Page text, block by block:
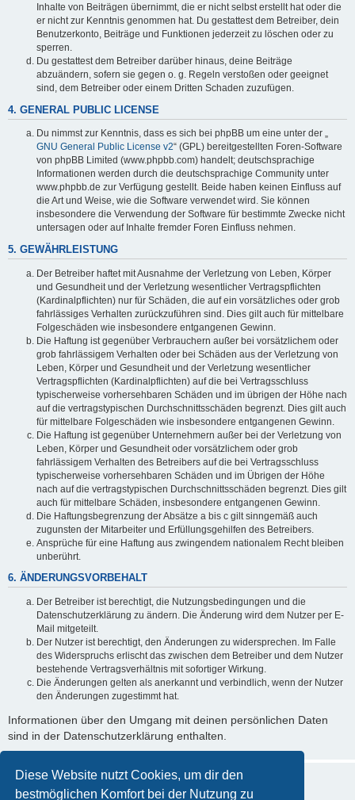
Diese Website nutzt Cookies, um dir den
bestmöglichen Komfort bei der Nutzung zu
Inhalte von Beiträgen übernimmt, die er nicht selbst erstellt hat oder die
er nicht zur Kenntnis genommen hat. Du gestattest dem Betreiber, dein
Benutzerkonto, Beiträge und Funktionen jederzeit zu löschen oder zu
sperren.
Du gestattest dem Betreiber darüber hinaus, deine Beiträge
abzuändern, sofern sie gegen o. g. Regeln verstoßen oder geeignet
sind, dem Betreiber oder einem Dritten Schaden zuzufügen.
4. GENERAL PUBLIC LICENSE
Du nimmst zur Kenntnis, dass es sich bei phpBB um eine unter der „
GNU General Public License v2“ (GPL) bereitgestellten Foren-Software
von phpBB Limited (www.phpbb.com) handelt; deutschsprachige
Informationen werden durch die deutschsprachige Community unter
www.phpbb.de zur Verfügung gestellt. Beide haben keinen Einfluss auf
die Art und Weise, wie die Software verwendet wird. Sie können
insbesondere die Verwendung der Software für bestimmte Zwecke nicht
untersagen oder auf Inhalte fremder Foren Einfluss nehmen.
5. GEWÄHRLEISTUNG
Der Betreiber haftet mit Ausnahme der Verletzung von Leben, Körper
und Gesundheit und der Verletzung wesentlicher Vertragspflichten
(Kardinalpflichten) nur für Schäden, die auf ein vorsätzliches oder grob
fahrlässiges Verhalten zurückzuführen sind. Dies gilt auch für mittelbare
Folgeschäden wie insbesondere entgangenen Gewinn.
Die Haftung ist gegenüber Verbrauchern außer bei vorsätzlichem oder
grob fahrlässigem Verhalten oder bei Schäden aus der Verletzung von
Leben, Körper und Gesundheit und der Verletzung wesentlicher
Vertragspflichten (Kardinalpflichten) auf die bei Vertragsschluss
typischerweise vorhersehbaren Schäden und im übrigen der Höhe nach
auf die vertragstypischen Durchschnittsschäden begrenzt. Dies gilt auch
für mittelbare Folgeschäden wie insbesondere entgangenen Gewinn.
Die Haftung ist gegenüber Unternehmern außer bei der Verletzung von
Leben, Körper und Gesundheit oder vorsätzlichem oder grob
fahrlässigem Verhalten des Betreibers auf die bei Vertragsschluss
typischerweise vorhersehbaren Schäden und im Übrigen der Höhe
nach auf die vertragstypischen Durchschnittsschäden begrenzt. Dies gilt
auch für mittelbare Schäden, insbesondere entgangenen Gewinn.
Die Haftungsbegrenzung der Absätze a bis c gilt sinngemäß auch
zugunsten der Mitarbeiter und Erfüllungsgehilfen des Betreibers.
Ansprüche für eine Haftung aus zwingendem nationalem Recht bleiben
unberührt.
6. ÄNDERUNGSVORBEHALT
Der Betreiber ist berechtigt, die Nutzungsbedingungen und die
Datenschutzerklärung zu ändern. Die Änderung wird dem Nutzer per E-
Mail mitgeteilt.
Der Nutzer ist berechtigt, den Änderungen zu widersprechen. Im Falle
des Widerspruchs erlischt das zwischen dem Betreiber und dem Nutzer
bestehende Vertragsverhältnis mit sofortiger Wirkung.
Die Änderungen gelten als anerkannt und verbindlich, wenn der Nutzer
den Änderungen zugestimmt hat.
Informationen über den Umgang mit deinen persönlichen Daten
sind in der Datenschutzerklärung enthalten.